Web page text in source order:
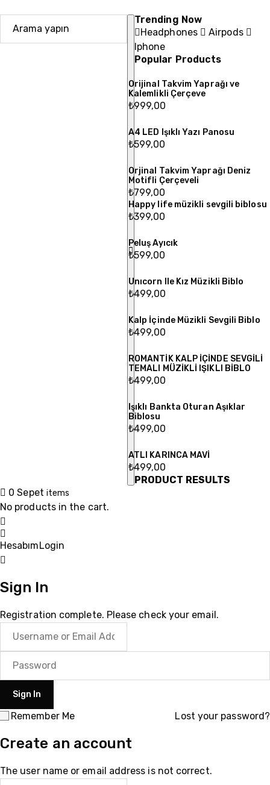
Trending Now
Headphones
Airpods
Iphone
Popular Products
Orijinal Takvim Yaprağı ve
Kalemlikli Çerçeve
₺999,00
A4 LED Işıklı Yazı Panosu
₺599,00
Orjinal Takvim Yaprağı Deniz
Motifli Çerçeveli
₺799,00
Happy life müzikli sevgili biblosu
₺399,00
Peluş Ayıcık
₺599,00
Unıcorn Ile Kız Müzikli Biblo
₺499,00
Kalp İçinde Müzikli Sevgili Biblo
₺499,00
ROMANTİK KALP İÇİNDE SEVGİLİ
TEMALI MÜZİKLİ IŞIKLI BİBLO
₺499,00
Işıklı Bankta Oturan Aşıklar
Biblosu
₺499,00
ATLI KARINCA MAVİ
₺499,00
PRODUCT RESULTS
0 Sepet items
No products in the cart.
HesabımLogin
Sign In
Registration complete. Please check your email.
Remember Me Lost your password?
Create an account
The user name or email address is not correct.